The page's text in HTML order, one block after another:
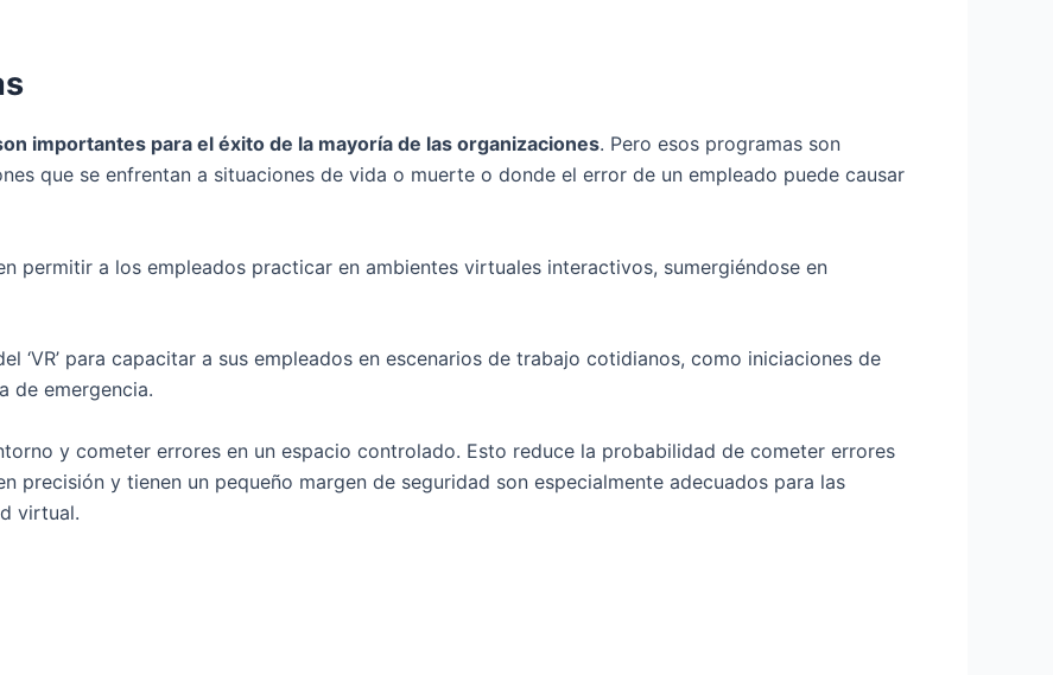
importantes para el éxito de la mayoría de las organizaciones. Pero esos programas son
que se enfrentan a situaciones de vida o muerte o donde el error de un empleado puede causar
permitir a los empleados practicar en ambientes virtuales interactivos, sumergiéndose en
‘VR’ para capacitar a sus empleados en escenarios de trabajo cotidianos, como iniciaciones de
de emergencia.
y cometer errores en un espacio controlado. Esto reduce la probabilidad de cometer errores
precisión y tienen un pequeño margen de seguridad son especialmente adecuados para las
virtual.